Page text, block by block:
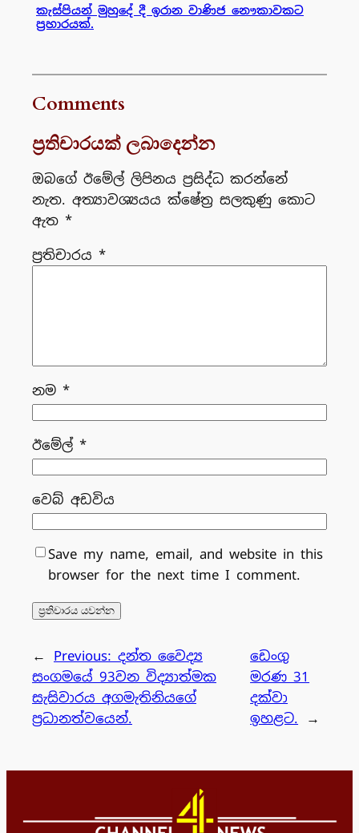
කැස්පියන් මුහුදේ දී ඉරාන වාණිජ නෞකාවකට
ප්‍රහාරයක්.
Comments
ප්‍රතිචාරයක් ලබාදෙන්න
ඔබගේ ඊමේල් ලිපිනය ප්‍රසිද්ධ කරන්නේ
නැත. අත්‍යාවශ්‍යයය ක්ෂේත්‍ර සලකුණු කොට
ඇත *
ප්‍රතිචාරය *
නම *
ඊමේල් *
වෙබ් අඩවිය
Save my name, email, and website in this
browser for the next time I comment.
← Previous: දන්ත වෛද්‍ය
සංගමයේ 93වන විද්‍යාත්මක
සැසිවාරය අගමැතිනියගේ
ප්‍රධානත්වයෙන්.
ඩෙංගු
මරණ 31
දක්වා
ඉහළට.
→